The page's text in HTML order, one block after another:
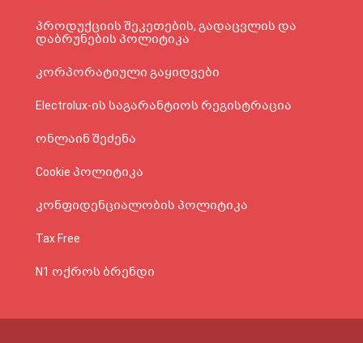
პროდუქციის შეკეთების, გადაცვლის და
დაბრუნების პოლიტიკა
კორპორატიული გაყიდვები
Electrolux-ის საგარანტიოს რეგისტრაცია
ონლაინ შეძენა
Cookie პოლიტიკა
კონფიდენციალობის პოლიტიკა
Tax Free
N1 ოქროს ბრენდი